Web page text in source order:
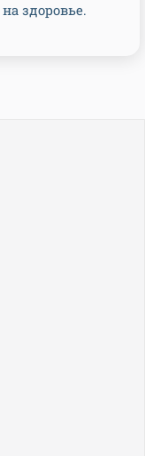
здоровье.